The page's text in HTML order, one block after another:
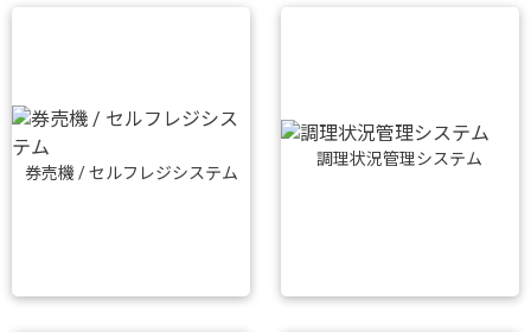
券売機 / セルフレジシステム
調理状況管理システム